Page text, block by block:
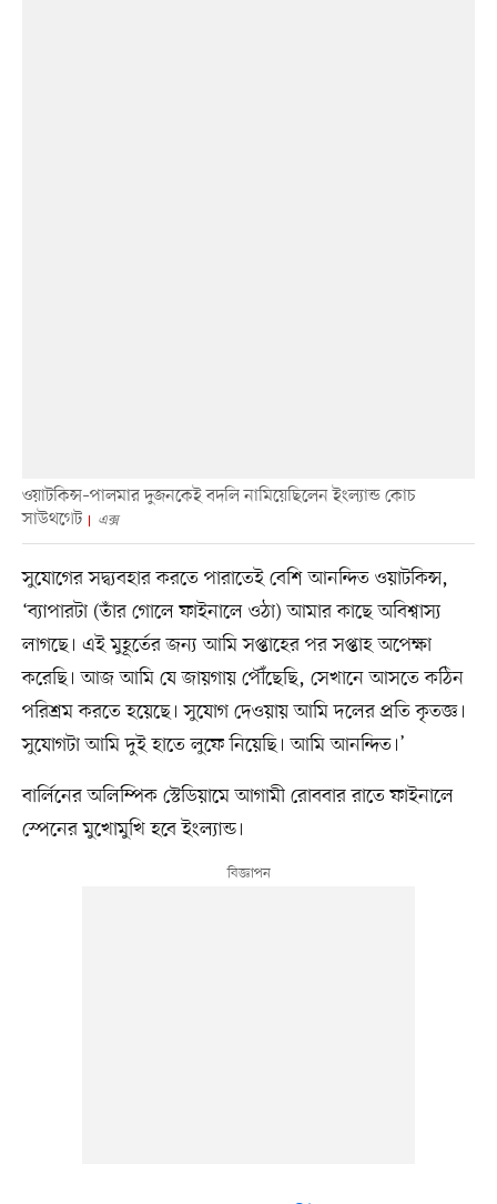
ওয়াটকিন্স–পালমার দুজনকেই বদলি নামিয়েছিলেন ইংল্যান্ড কোচ
সাউথগেট
এক্স
সুযোগের সদ্ব্যবহার করতে পারাতেই বেশি আনন্দিত ওয়াটকিন্স,
‘ব্যাপারটা (তাঁর গোলে ফাইনালে ওঠা) আমার কাছে অবিশ্বাস্য
লাগছে। এই মুহূর্তের জন্য আমি সপ্তাহের পর সপ্তাহ অপেক্ষা
করেছি। আজ আমি যে জায়গায় পৌঁছেছি, সেখানে আসতে কঠিন
পরিশ্রম করতে হয়েছে। সুযোগ দেওয়ায় আমি দলের প্রতি কৃতজ্ঞ।
সুযোগটা আমি দুই হাতে লুফে নিয়েছি। আমি আনন্দিত।’
বার্লিনের অলিম্পিক স্টেডিয়ামে আগামী রোববার রাতে ফাইনালে
স্পেনের মুখোমুখি হবে ইংল্যান্ড।